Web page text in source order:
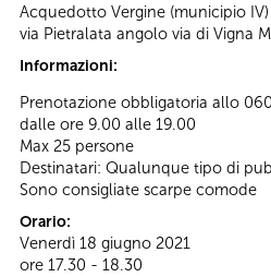
Acquedotto Vergine (municipio IV)
via Pietralata angolo via di Vigna
Informazioni:
Prenotazione obbligatoria allo
dalle ore 9.00 alle 19.00
Max 25 persone
Destinatari: Qualunque tipo di
Sono consigliate scarpe comode
Orario:
Venerdì 18 giugno 2021
ore 17.30 - 18.30